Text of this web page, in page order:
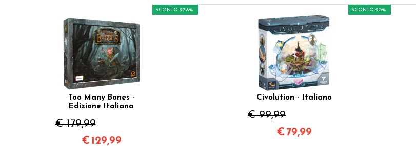
Too Many Bones -
Edizione Italiana
€ 179,99
SCONTO 27.8%
€ 129,99
Civolution - Italiano
€ 99,99
SCONTO 20%
€ 79,99